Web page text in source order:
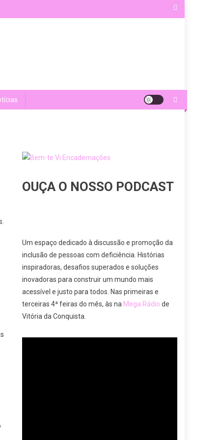
OUÇA O NOSSO PODCAST
Um espaço dedicado à discussão e promoção da
inclusão de pessoas com deficiência. Histórias
inspiradoras, desafios superados e soluções
inovadoras para construir um mundo mais
acessível e justo para todos. Nas primeiras e
terceiras 4ª feiras do mês, às na Mega Rádio de
Vitória da Conquista.